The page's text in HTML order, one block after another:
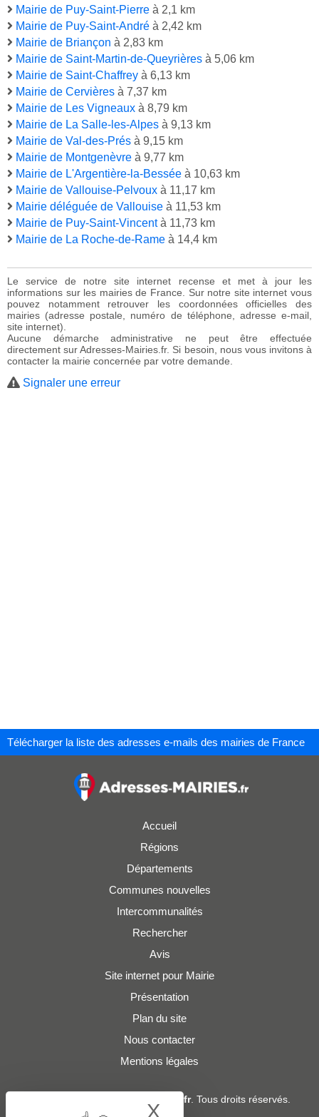
Mairie de Puy-Saint-Pierre à 2,1 km
Mairie de Puy-Saint-André à 2,42 km
Mairie de Briançon à 2,83 km
Mairie de Saint-Martin-de-Queyrières à 5,06 km
Mairie de Saint-Chaffrey à 6,13 km
Mairie de Cervières à 7,37 km
Mairie de Les Vigneaux à 8,79 km
Mairie de La Salle-les-Alpes à 9,13 km
Mairie de Val-des-Prés à 9,15 km
Mairie de Montgenèvre à 9,77 km
Mairie de L'Argentière-la-Bessée à 10,63 km
Mairie de Vallouise-Pelvoux à 11,17 km
Mairie déléguée de Vallouise à 11,53 km
Mairie de Puy-Saint-Vincentà 11,73 km
Mairie de La Roche-de-Rame à 14,4 km
Le service de notre site internet recense et met à jour les
informations sur les mairies de France. Sur notre site internet vous
pouvez notamment retrouver les coordonnées officielles des
mairies (adresse postale, numéro de téléphone, adresse e-mail,
site internet).
Aucune démarche administrative ne peut être effectuée
directement sur Adresses-Mairies.fr. Si besoin, nous vous invitons à
contacter la mairie concernée par votre demande.
Signaler une erreur
Télécharger la liste des adresses e-mails des mairies de France
Accueil
Régions
Départements
Communes nouvelles
Intercommunalités
Rechercher
Avis
Site internet pour Mairie
Présentation
Plan du site
Nous contacter
Mentions légales
Adresses-Mairies.fr. Tous droits réservés.
X